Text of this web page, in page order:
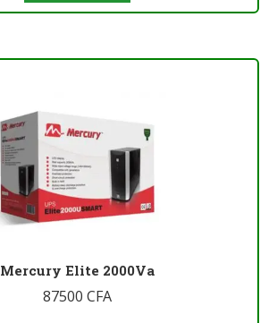
Mercury Elite 2000Va
87500 CFA